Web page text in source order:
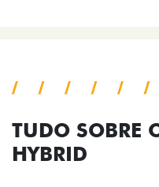
TUDO SOBRE
HYBRID